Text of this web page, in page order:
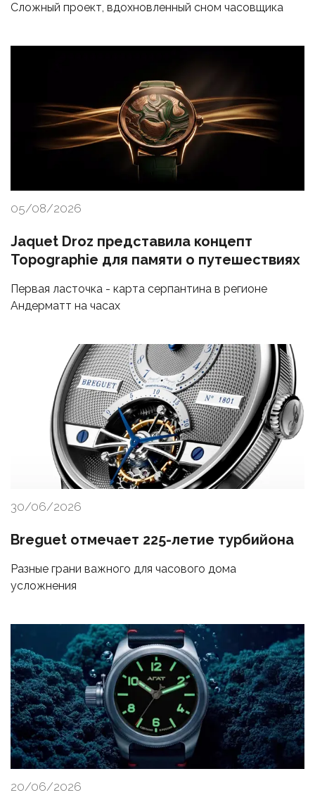
Сложный проект, вдохновленный сном часовщика
05/08/2026
Jaquet Droz представила концепт
Topographie для памяти о путешествиях
Первая ласточка - карта серпантина в регионе
Андерматт на часах
30/06/2026
Breguet отмечает 225-летие турбийона
Разные грани важного для часового дома
усложнения
20/06/2026